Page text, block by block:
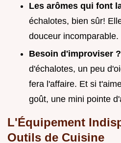
Les arômes qui font
échalotes, bien sûr!
douceur incomparable.
Besoin d'improviser
d'échalotes, un peu
fera l'affaire. Et si
goût, une mini pointe
L'Équipement
Outils de Cuisine